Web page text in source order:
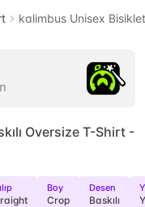
kalimbus Unisex
Oversize T-Shirt -
Boy
Crop
Desen
Baskılı